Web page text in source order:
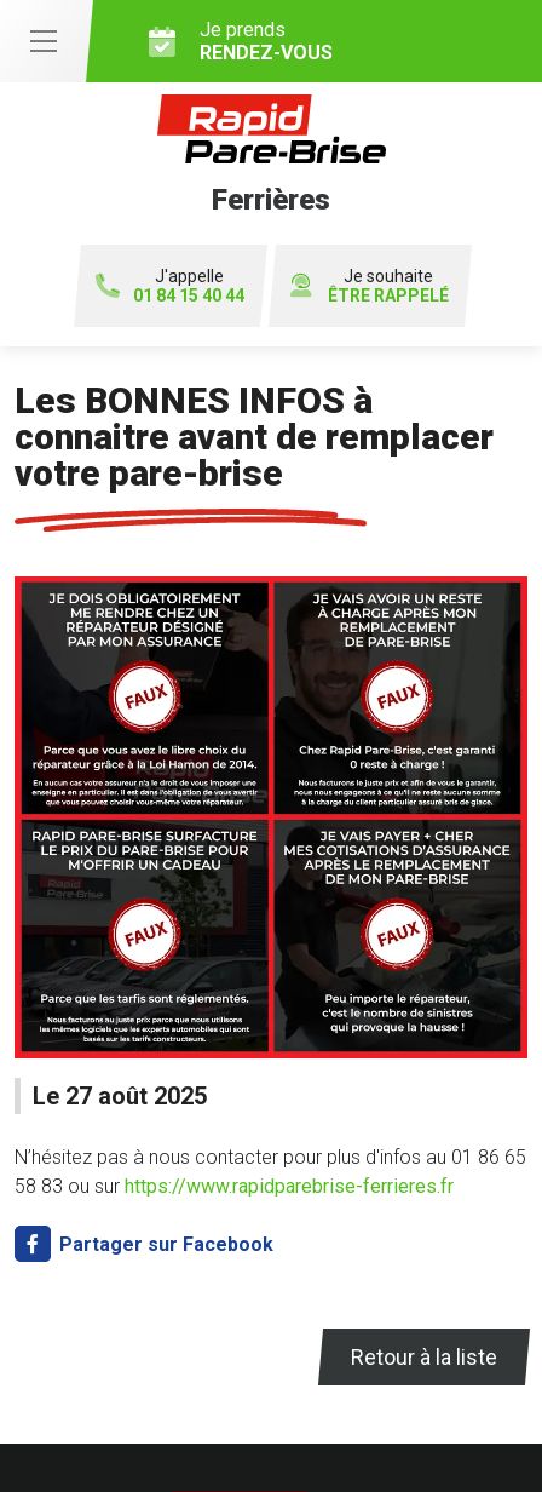
Je prends
RENDEZ-VOUS
Ferrières
J'appelle
01 84 15 40 44
Je souhaite
ÊTRE RAPPELÉ
Les BONNES INFOS à
connaitre avant de remplacer
votre pare-brise
Le 27 août 2025
N’hésitez pas à nous contacter pour plus d'infos au 01 86 65
58 83 ou sur https://www.rapidparebrise-ferrieres.fr
Partager sur Facebook
Retour à la liste